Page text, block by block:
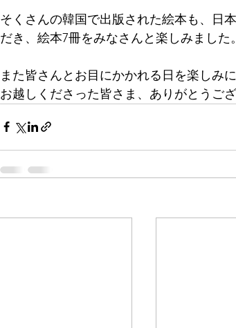
そくさんの韓国で出版された絵本も、日
だき、絵本7冊をみなさんと楽しみました。
また皆さんとお目にかかれる日を楽しみに
お越しくださった皆さま、ありがとうご